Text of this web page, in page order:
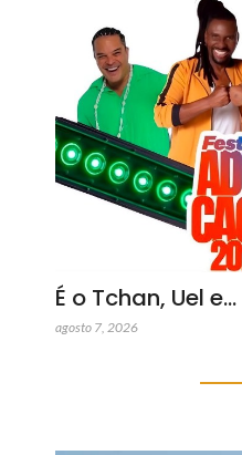
É o Tchan, Uel e…
agosto 7, 2026